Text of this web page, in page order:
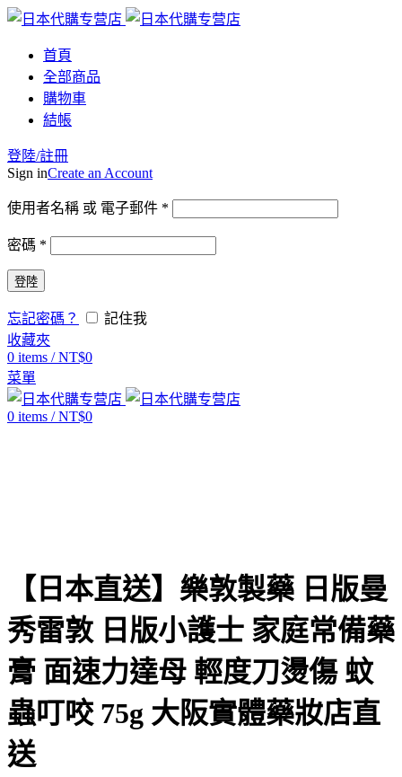
首頁
全部商品
購物車
結帳
登陸/註冊
Sign inCreate an Account
使用者名稱 或 電子郵件 *
密碼 *
登陸
忘記密碼？
記住我
收藏夾
0 items / NT$0
菜單
0 items / NT$0
【日本直送】樂敦製藥 日版曼
秀雷敦 日版小護士 家庭常備藥
膏 面速力達母 輕度刀燙傷 蚊
蟲叮咬 75g 大阪實體藥妝店直
送